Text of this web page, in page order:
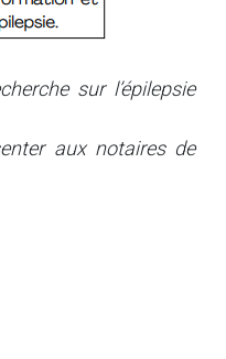
sur l’épilepsie
aux notaires de